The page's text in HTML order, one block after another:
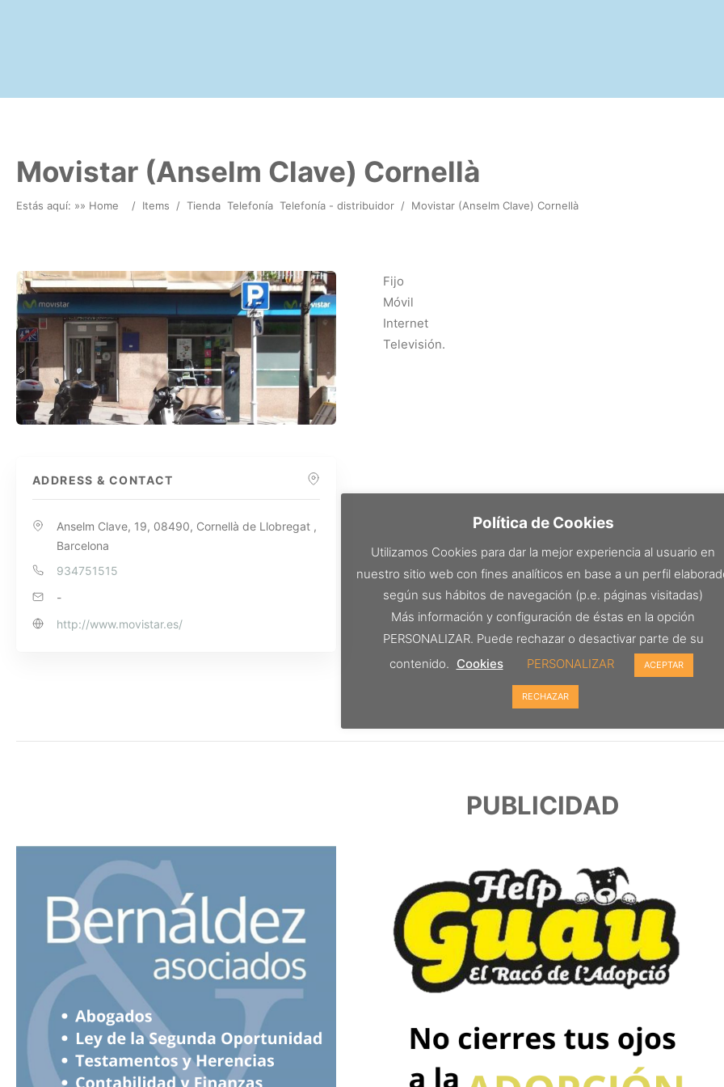
Movistar (Anselm Clave) Cornellà
Estás aquí: »» Home / Items / Tienda Telefonía Telefonía - distribuidor / Movistar (Anselm Clave) Cornellà
ADDRESS & CONTACT
Anselm Clave, 19, 08490, Cornellà de Llobregat ,
Barcelona
934751515
-
http://www.movistar.es/
Fijo
Móvil
Internet
Televisión.
PUBLICIDAD
Política de Cookies
Utilizamos Cookies para dar la mejor experiencia al usuario en
nuestro sitio web con fines analíticos en base a un perfil
según sus hábitos de navegación (p.e. páginas visitadas)
Más información y configuración de éstas en la opción
PERSONALIZAR. Puede rechazar o desactivar parte de su
contenido. Cookies PERSONALIZAR ACEPTAR
RECHAZAR